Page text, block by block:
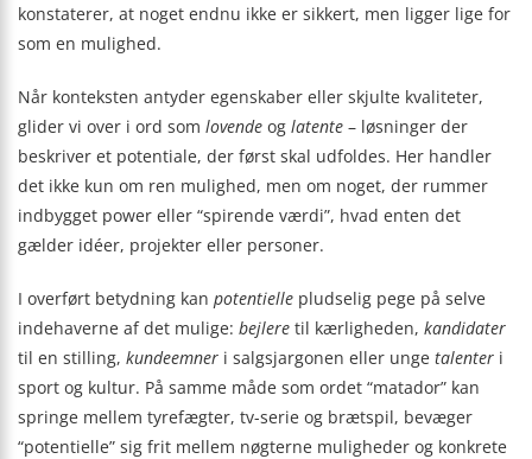
konstaterer, at noget endnu ikke er sikkert, men ligger lige for
som en mulighed.
Når konteksten antyder egenskaber eller skjulte kvaliteter,
glider vi over i ord som lovende og latente – løsninger der
beskriver et potentiale, der først skal udfoldes. Her handler
det ikke kun om ren mulighed, men om noget, der rummer
indbygget power eller “spirende værdi”, hvad enten det
gælder idéer, projekter eller personer.
I overført betydning kan potentielle pludselig pege på selve
indehaverne af det mulige: bejlere til kærligheden, kandidater
til en stilling, kundeemner i salgsjargonen eller unge talenter i
sport og kultur. På samme måde som ordet “matador” kan
springe mellem tyrefægter, tv-serie og brætspil, bevæger
“potentielle” sig frit mellem nøgterne muligheder og konkrete